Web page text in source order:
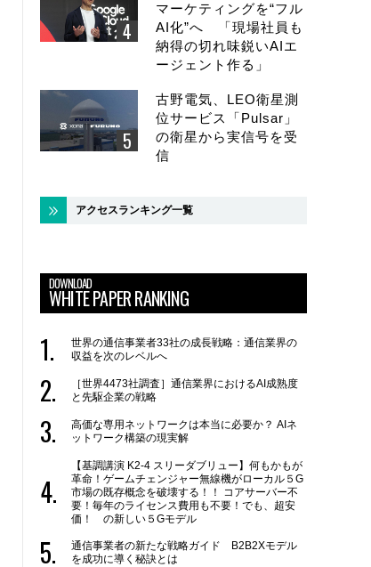
マーケティングを“フル
AI化”へ 「現場社員も
納得の切れ味鋭いAIエ
ージェント作る」
古野電気、LEO衛星測
位サービス「Pulsar」
の衛星から実信号を受
信
アクセスランキング一覧
DOWNLOAD
WHITE PAPER RANKING
世界の通信事業者33社の成長戦略：通信業界の
収益を次のレベルへ
［世界4473社調査］通信業界におけるAI成熟度
と先駆企業の戦略
高価な専用ネットワークは本当に必要か？ AIネ
ットワーク構築の現実解
【基調講演 K2-4 スリーダブリュー】何もかもが
革命！ゲームチェンジャー無線機がローカル５G
市場の既存概念を破壊する！！ コアサーバー不
要！毎年のライセンス費用も不要！でも、超安
価！ の新しい５Gモデル
通信事業者の新たな戦略ガイド B2B2Xモデル
を成功に導く秘訣とは